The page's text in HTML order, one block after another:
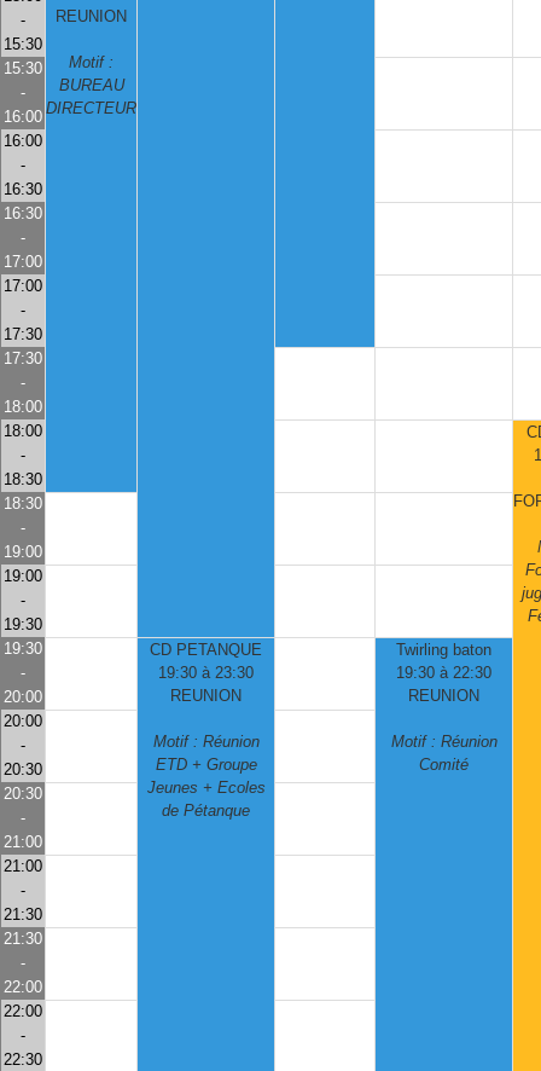
REUNION
Motif :
BUREAU
DIRECTEUR
-
15:30
15:30
-
16:00
16:00
-
16:30
16:30
-
17:00
17:00
-
17:30
17:30
-
18:00
18:00
-
18:30
18:30
-
19:00
19:00
-
19:30
19:30
-
20:00
CD PETANQUE
19:30 à 23:30
REUNION
Motif : Réunion
ETD + Groupe
Jeunes + Ecoles
de Pétanque
Twirling baton
19:30 à 22:30
REUNION
Motif : Réunion
Comité
20:00
-
20:30
20:30
-
21:00
21:00
-
21:30
21:30
-
22:00
22:00
-
22:30